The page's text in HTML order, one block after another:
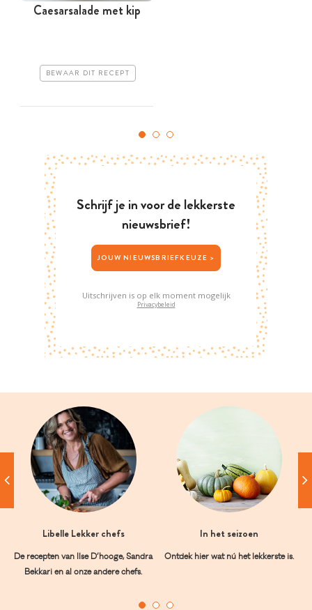
Caesarsalade met kip
BEWAAR DIT RECEPT
Schrijf je in voor de lekkerste
nieuwsbrief!
JOUW NIEUWSBRIEFKEUZE >
Uitschrijven is op elk moment mogelijk
Privacybeleid
Libelle Lekker chefs
De recepten van Ilse D’hooge, Sandra
Bekkari en al onze andere chefs.
In het seizoen
Ontdek hier wat nú het lekkerste is.